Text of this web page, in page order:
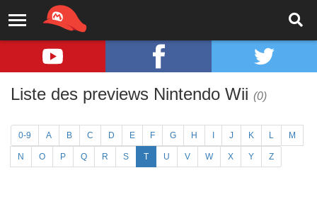
Liste des previews Nintendo Wii (0)
0-9 A B C D E F G H J K L M
N O P Q R S T U V W X Y Z